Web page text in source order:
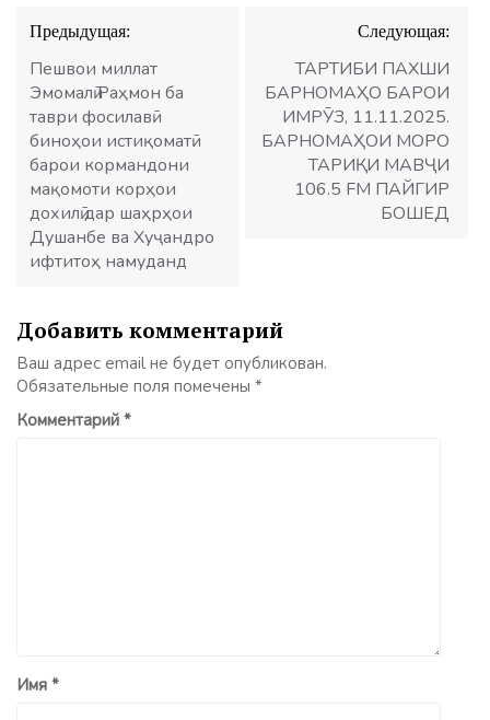
Навигация
по
записям
Предыдущая:
Пешвои миллат
Эмомалӣ Раҳмон ба
таври фосилавӣ
биноҳои истиқоматӣ
барои кормандони
мақомоти корҳои
дохилӣ дар шаҳрҳои
Душанбе ва Хуҷандро
ифтитоҳ намуданд
Следующая:
ТАРТИБИ ПАХШИ
БАРНОМАҲО БАРОИ
ИМРӮЗ, 11.11.2025.
БАРНОМАҲОИ МОРО
ТАРИҚИ МАВҶИ
106.5 FM ПАЙГИР
БОШЕД
Добавить комментарий
Ваш адрес email не будет опубликован.
Обязательные поля помечены *
Комментарий *
Имя *